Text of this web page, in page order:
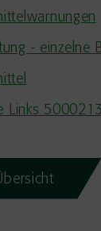
- einzelne
Links 5000213